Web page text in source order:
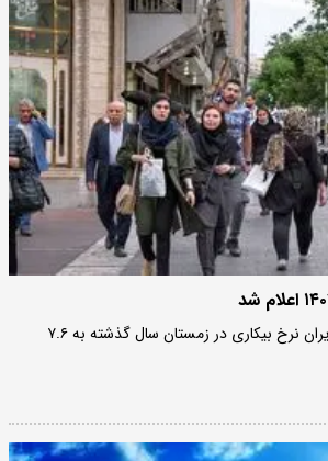
براساس گزارش مرکز آمار ایران نرخ بیکاری در زمستان سال گذشته به ۷.۶